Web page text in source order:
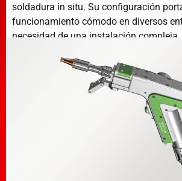
soldadura in situ. Su configuración
funcionamiento cómodo en diversos
necesidad de una instalación compleja.